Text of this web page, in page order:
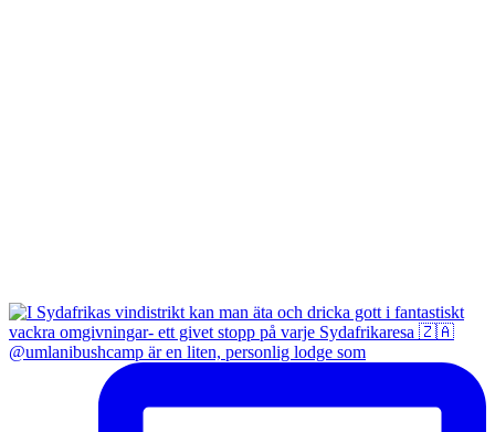
@umlanibushcamp är en liten, personlig lodge som